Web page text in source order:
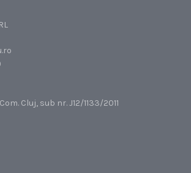
Cluj, sub nr. J12/1133/2011